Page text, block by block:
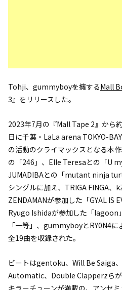
Tohji、gummyboyを擁するMall
3』をリリースした。
2023年7月の『Mall Tape 2』から
日に千葉・LaLa arena TOKYO-
の活動のクライマックスとなる本
の「246」、Elle Teresaとの「U
JUMADIBAとの「mutant ninja
シングルに加え、TRIGA FINGA、
ZENDAMANが参加した「GYAL IS
Ryugo Ishidaが参加した「
「一等」、gummyboyとRY0N4
全19曲を収録された。
ビートはgentoku、Will Be Saiga
Automatic、Double Clapperzらが
キラーチューンが満載の、アンセ